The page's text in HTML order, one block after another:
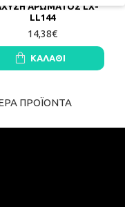
ΑΡΩΜΑΤΟΣ LX-
LL144
14,38€
ΚΑΛΆΘΙ
ΠΡΟΪΟΝΤΑ